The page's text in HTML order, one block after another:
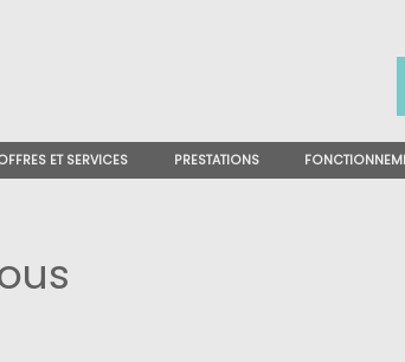
ET SERVICES PRESTATIONS